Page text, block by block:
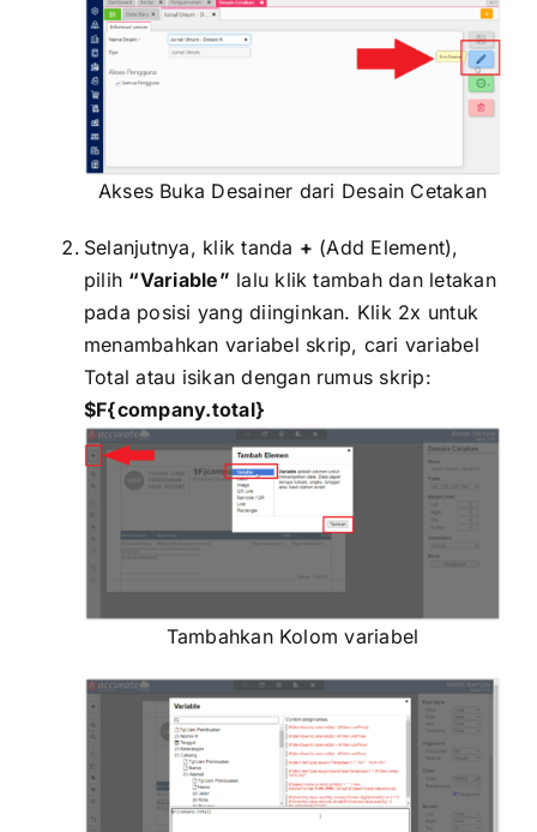
Akses Buka Desainer dari Desain Cetakan
Selanjutnya, klik tanda + (Add Element),
pilih “Variable” lalu klik tambah dan letakan
pada posisi yang diinginkan. Klik 2x untuk
menambahkan variabel skrip, cari variabel
Total atau isikan dengan rumus skrip:
$F{company.total}
Tambahkan Kolom variabel